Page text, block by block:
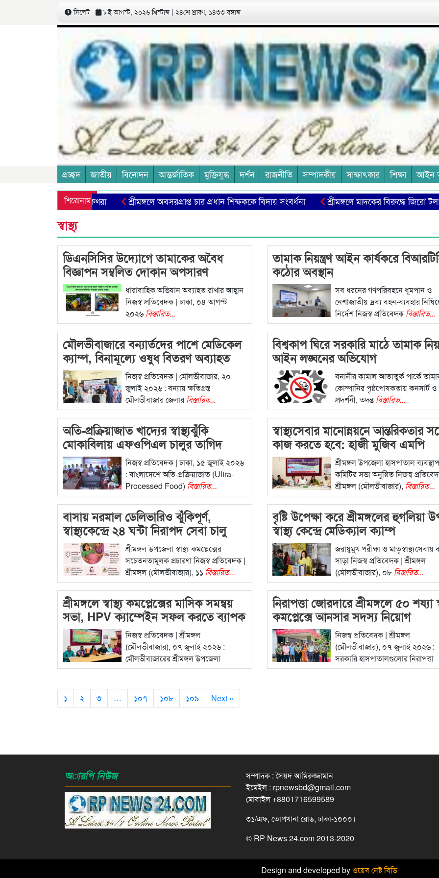
সিলেট ৮ই আগস্ট, ২০২৬ খ্রিস্টাব্দ | ২৪শে শ্রাবণ, ১৪৩৩ বঙ্গাব্দ
প্রচ্ছদ জাতীয় বিনোদন আন্তর্জাতিক মুক্তিযুদ্ধ দর্শন রাজনীতি সম্পাদকীয় সাক্ষাৎকার শিক্ষা আইন
শিরোনাম
পেশায় আসছে না তরুণরা শ্রীমঙ্গলে অবসরপ্রাপ্ত চার প্রধান শিক্ষককে বিদায় সংবর্ধনা শ্রীমঙ্গলে মাদকের বিরুদ্ধে জিরো
শিল্পী জাকিয়া খান চন্দনার
স্বাস্থ্য
ডিএনসিসির উদ্যোগে তামাকের অবৈধ
বিজ্ঞাপন সম্বলিত দোকান অপসারণ
ধারাবাহিক অভিযান অব্যাহত রাখার আহ্বান
নিজস্ব প্রতিবেদক | ঢাকা, ০৪ আগস্ট
২০২৬ বিস্তারিত...
তামাক নিয়ন্ত্রণ আইন কার্যকরে
কঠোর অবস্থান
সব ধরনের গণপরিবহনে ধূমপান ও
নেশাজাতীয় দ্রব্য বহন-ব্যবহার
নির্দেশ নিজস্ব প্রতিবেদকবিস্তারিত...
মৌলভীবাজারে বন্যার্তদের পাশে মেডিকেল
ক্যাম্প, বিনামূল্যে ওষুধ বিতরণ অব্যাহত
নিজস্ব প্রতিবেদক | মৌলভীবাজার, ২০
জুলাই ২০২৬ : বন্যায় ক্ষতিগ্রস্ত
মৌলভীবাজার জেলার বিস্তারিত...
বিশ্বকাপ ঘিরে সরকারি মাঠে তামাক
আইন লঙ্ঘনের অভিযোগ
বনানীর কামাল আতাতুর্ক পার্কে
কোম্পানির পৃষ্ঠপোষকতায় কনসার্ট ও
প্রদর্শনী, তদন্তবিস্তারিত...
অতি-প্রক্রিয়াজাত খাদ্যের স্বাস্থ্যঝুঁকি
মোকাবিলায় এফওপিএল চালুর তাগিদ
নিজস্ব প্রতিবেদক | ঢাকা, ১৫ জুলাই ২০২৬
: বাংলাদেশে অতি-প্রক্রিয়াজাত (Ultra-
Processed Food) বিস্তারিত...
স্বাস্থ্যসেবার মানোন্নয়নে আন্তরিকতার
কাজ করতে হবে: হাজী মুজিব এমপি
শ্রীমঙ্গল উপজেলা হাসপাতাল
কমিটির সভা অনুষ্ঠিত নিজস্ব
শ্রীমঙ্গল (মৌলভীবাজার), বিস্তারিত...
বাসায় নরমাল ডেলিভারিও ঝুঁকিপূর্ণ,
স্বাস্থ্যকেন্দ্রে ২৪ ঘন্টা নিরাপদ সেবা চালু
রয়েছে
শ্রীমঙ্গল উপজেলা স্বাস্থ্য কমপ্লেক্সের
সচেতনতামূলক প্রচারণা নিজস্ব প্রতিবেদক |
শ্রীমঙ্গল (মৌলভীবাজার), ১১ বিস্তারিত...
বৃষ্টি উপেক্ষা করে শ্রীমঙ্গলের হুগলিয়া
স্বাস্থ্য কেন্দ্রে মেডিক্যাল ক্যাম্প
জরায়ুমুখ পরীক্ষা ও মাতৃস্বাস্থ্যসেবায়
সাড়া নিজস্ব প্রতিবেদক | শ্রীমঙ্গল
(মৌলভীবাজার), ০৮ বিস্তারিত...
শ্রীমঙ্গলে স্বাস্থ্য কমপ্লেক্সের মাসিক সমন্বয়
সভা, HPV ক্যাম্পেইন সফল করতে ব্যাপক
প্রস্তুতির নির্দেশনানিজস্ব প্রতিবেদক | শ্রীমঙ্গল
(মৌলভীবাজার), ০৭ জুলাই ২০২৬ :
মৌলভীবাজারের শ্রীমঙ্গল উপজেলা
বিস্তারিত...
নিরাপত্তা জোরদারে শ্রীমঙ্গলে ৫০ শয্যা
কমপ্লেক্সে আনসার সদস্য নিয়োগ
নিজস্ব প্রতিবেদক | শ্রীমঙ্গল
(মৌলভীবাজার), ০৭ জুলাই ২০২৬ :
সরকারি হাসপাতালগুলোর নিরাপত্তা
বিস্তারিত...
১ ২ ৩ … ১০৭ ১০৮ ১০৯ Next »
অারপি নিউজ
সম্পাদক : সৈয়দ আমিরুজ্জামান
ইমেইল : rpnewsbd@gmail.com
মোবাইল +8801716599589
৩১/এফ, তোপখানা রোড, ঢাকা-১০০০।
© RP News 24.com 2013-2020
Design and developed byওয়েব নেষ্ট বিডি